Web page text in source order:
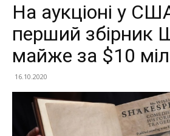
На аукціоні у
перший збірник
майже за $10
16.10.2020